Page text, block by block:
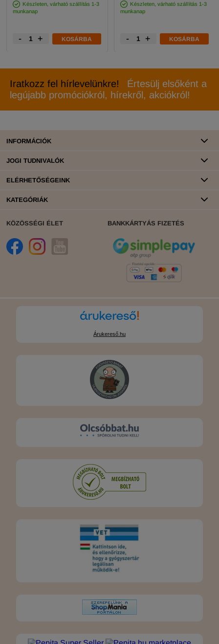
Készleten, várható szállítás 1-3
munkanap
- + KOSÁRBA
Készleten, várható szállítás 1-3
munkanap
- + KOSÁRBA
Iratkozz fel hírlevelünkre!
Értesülj elsőként a
legújabb promóciókról, hírekről, akciókról!
INFORMÁCIÓK
JOGI TUDNIVALÓK
ELÉRHETŐSÉGEINK
KATEGÓRIÁK
KÖZÖSSÉGI ÉLET BANKKÁRTYÁS FIZETÉS
Árukereső.hu